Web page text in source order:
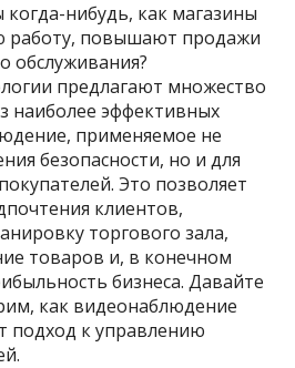
нибудь, как магазины
работу, повышают продажи
обслуживания?
предлагают множество
наиболее эффективных
применяемое не
безопасности, но и для
Это позволяет
клиентов,
торгового зала,
товаров и, в конечном
бизнеса. Давайте
как видеонаблюдение
подход к управлению